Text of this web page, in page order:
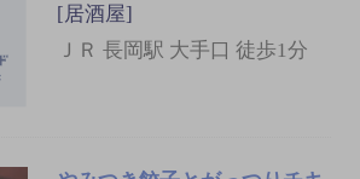
[居酒屋]
ＪＲ 長岡駅 大手口 徒歩1分